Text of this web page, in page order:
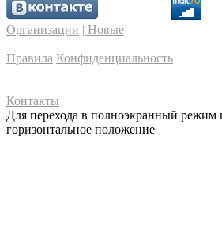
Организации | Новые
Правила Конфиденциальность
Контакты
Для перехода в полноэкранный режим
горизонтальное положение